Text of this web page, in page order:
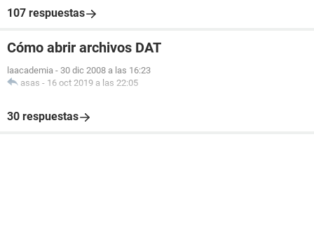
107 respuestas
Cómo abrir archivos DAT
laacademia - 30 dic 2008 a las 16:23
asas - 16 oct 2019 a las 22:05
30 respuestas